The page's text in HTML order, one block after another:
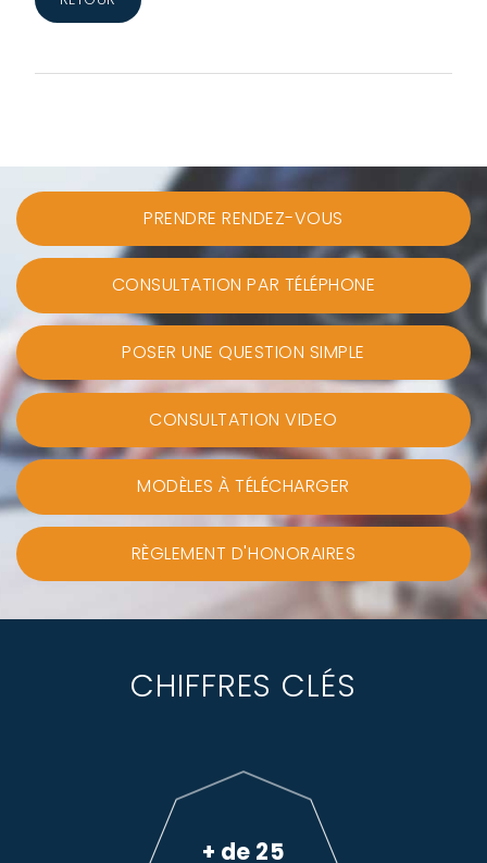
PRENDRE RENDEZ-VOUS
CONSULTATION PAR TÉLÉPHONE
POSER UNE QUESTION SIMPLE
CONSULTATION VIDEO
MODÈLES À TÉLÉCHARGER
RÈGLEMENT D'HONORAIRES
CHIFFRES CLÉS
+ de 25